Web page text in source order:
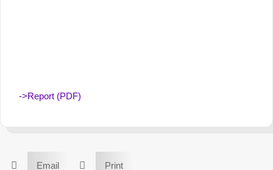
->Report (PDF)
 Email  Print